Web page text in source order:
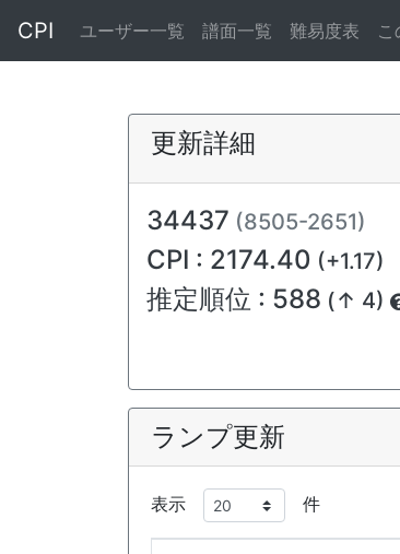
CPI ユーザー一覧 譜面一覧 難易度表 こ
更新詳細
34437 (8505-2651)
CPI : 2174.40 (+1.17)
推定順位 : 588 (↑ 4)
ランプ更新
表示 件